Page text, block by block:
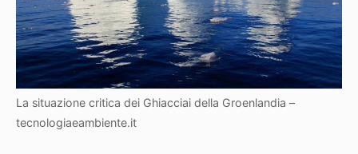
La situazione critica dei Ghiacciai della Groenlandia –
tecnologiaeambiente.it